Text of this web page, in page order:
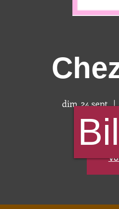
dim. 24 sept.
  |